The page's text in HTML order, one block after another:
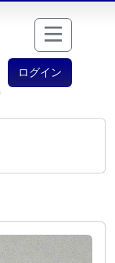
ログイン